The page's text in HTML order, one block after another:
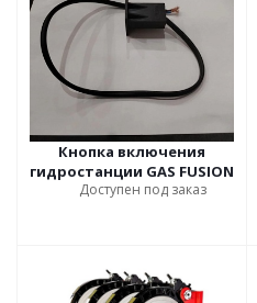
Кнопка включения
гидростанции GAS FUSION
Доступен под заказ